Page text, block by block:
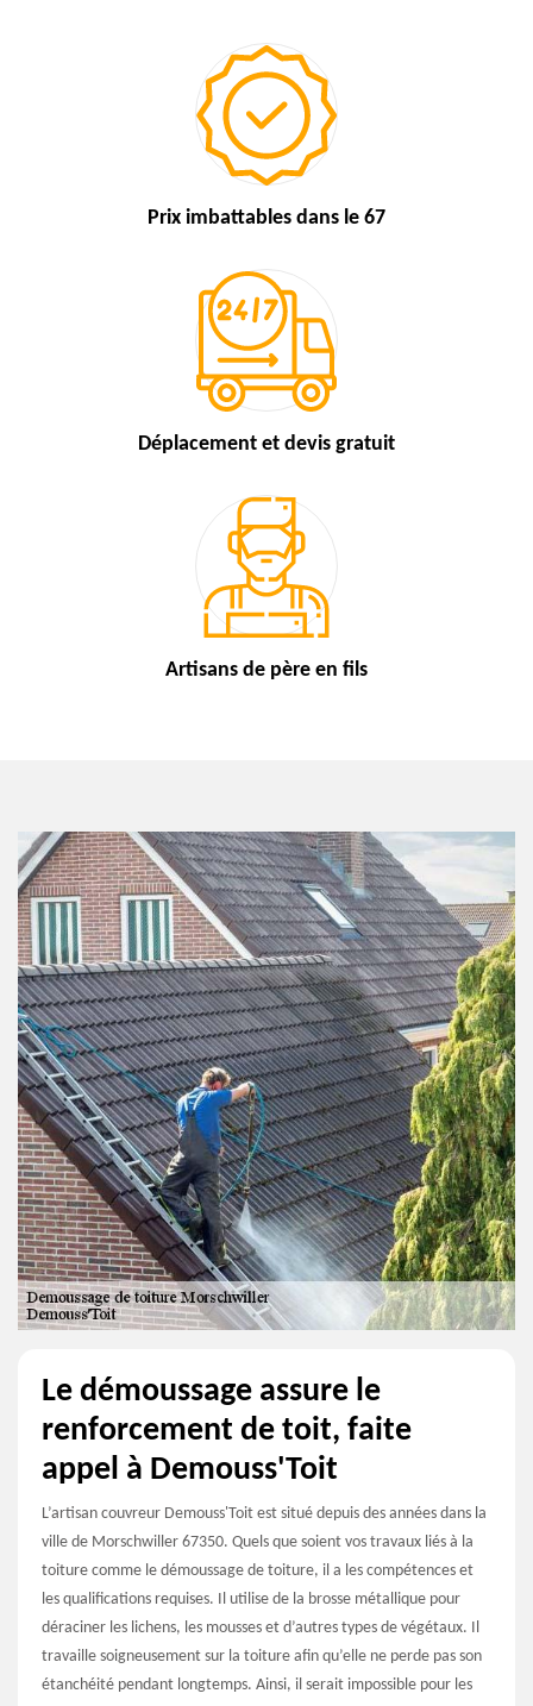
Prix imbattables dans le 67
Déplacement et devis gratuit
Artisans de père en fils
Le démoussage assure le
renforcement de toit, faite
appel à Demouss'Toit
L’artisan couvreur Demouss'Toit est situé depuis des années dans la
ville de Morschwiller 67350. Quels que soient vos travaux liés à la
toiture comme le démoussage de toiture, il a les compétences et
les qualifications requises. Il utilise de la brosse métallique pour
déraciner les lichens, les mousses et d’autres types de végétaux. Il
travaille soigneusement sur la toiture afin qu’elle ne perde pas son
étanchéité pendant longtemps. Ainsi, il serait impossible pour les